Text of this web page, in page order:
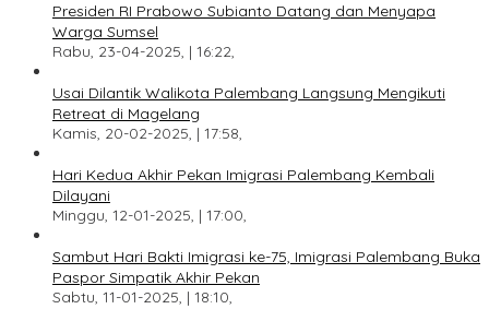
Presiden RI Prabowo Subianto Datang dan Menyapa
Warga Sumsel
Rabu, 23-04-2025, | 16:22,
Usai Dilantik Walikota Palembang Langsung Mengikuti
Retreat di Magelang
Kamis, 20-02-2025, | 17:58,
Hari Kedua Akhir Pekan Imigrasi Palembang Kembali
Dilayani
Minggu, 12-01-2025, | 17:00,
Sambut Hari Bakti Imigrasi ke-75, Imigrasi Palembang Buka
Paspor Simpatik Akhir Pekan
Sabtu, 11-01-2025, | 18:10,